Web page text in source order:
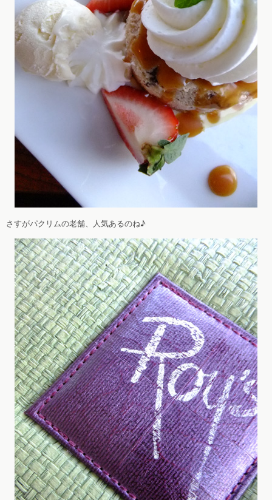
さすがパクリムの老舗、人気あるのね♪